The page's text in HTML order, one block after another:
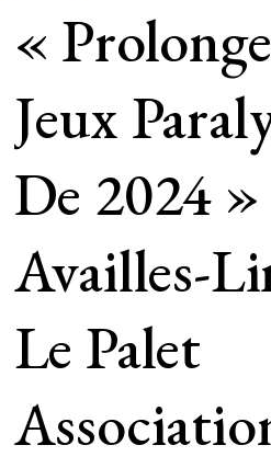
«
Jeux
De 2024
Availles-
Le Palet